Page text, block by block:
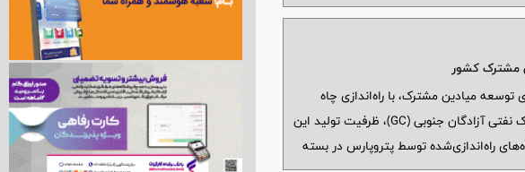
میادین مشترک، با راه‌اندازی چاه
گدوان شماره ۷۵ و آماده‌سازی چاه سروک شماره ۸۸ در طرح توسعه میدان مشترک نفتی آزادگان جنوبی (GC)، ظرفیت تولید این
چاه‌های راه‌اندازی‌شده توسط پتروپارس در بسته